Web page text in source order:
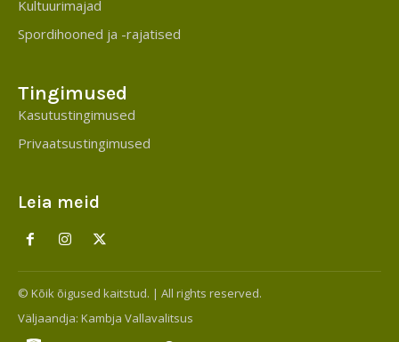
Kultuurimajad
Spordihooned ja -rajatised
Tingimused
Kasutustingimused
Privaatsustingimused
Leia meid
© Kõik õigused kaitstud. | All rights reserved.
Väljaandja: Kambja Vallavalitsus